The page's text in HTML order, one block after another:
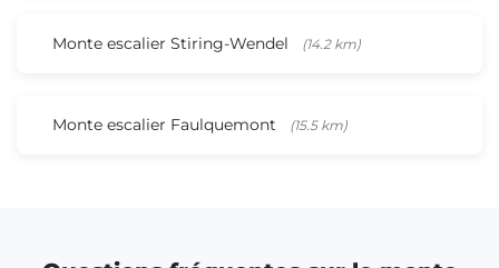
Monte escalier Stiring-Wendel (14.2 km)
Monte escalier Faulquemont (15.5 km)